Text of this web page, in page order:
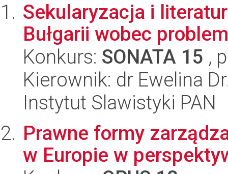
Sekularyzacja i
Bułgarii wobec
Konkurs: SONATA 15 ,
Kierownik: dr Ewelina
Instytut Slawistyki PAN
Prawne formy
w Europie w